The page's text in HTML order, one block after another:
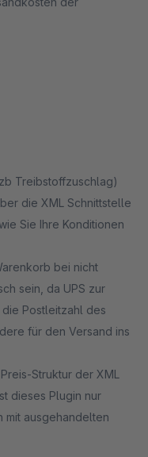
Treibstoffzuschlag)
die XML Schnittstelle
Sie Ihre Konditionen
bei nicht
sein, da UPS zur
Postleitzahl des
für den Versand ins
Struktur der XML
dieses Plugin nur
mit ausgehandelten